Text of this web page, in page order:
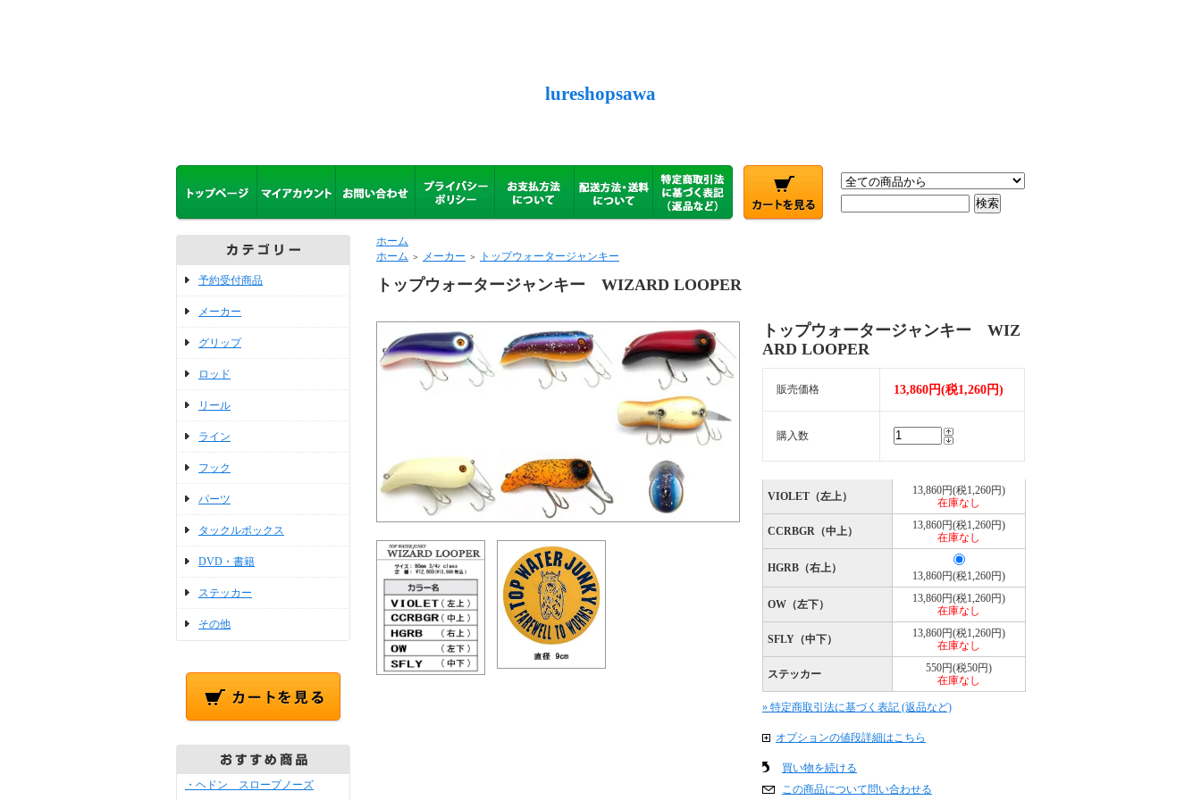
lureshopsawa
予約受付商品
メーカー
グリップ
ロッド
リール
ライン
フック
パーツ
タックルボックス
DVD・書籍
ステッカー
その他
・ヘドン スロープノーズ
ホーム
ホーム ＞ メーカー ＞ トップウォータージャンキー
トップウォータージャンキー WIZARD LOOPER
トップウォータージャンキー WIZ
ARD LOOPER
販売価格 13,860円(税1,260円)
購入数
VIOLET（左上）
13,860円(税1,260円)
在庫なし
CCRBGR（中上）
13,860円(税1,260円)
在庫なし
HGRB（右上）
13,860円(税1,260円)
OW（左下）
13,860円(税1,260円)
在庫なし
SFLY（中下）
13,860円(税1,260円)
在庫なし
ステッカー
550円(税50円)
在庫なし
» 特定商取引法に基づく表記 (返品など)
オプションの値段詳細はこちら
買い物を続ける
この商品について問い合わせる